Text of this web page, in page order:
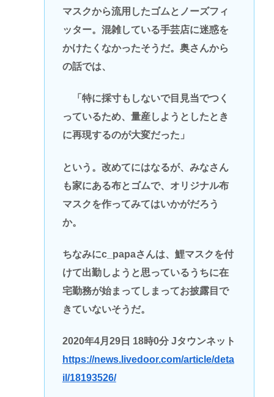
マスクから流用したゴムとノーズフィ
ッター。混雑している手芸店に迷惑を
かけたくなかったそうだ。奥さんから
の話では、
「特に採寸もしないで目見当でつく
っているため、量産しようとしたとき
に再現するのが大変だった」
という。改めてにはなるが、みなさん
も家にある布とゴムで、オリジナル布
マスクを作ってみてはいかがだろう
か。
ちなみにc_papaさんは、鯉マスクを付
けて出勤しようと思っているうちに在
宅勤務が始まってしまってお披露目で
きていないそうだ。
2020年4月29日 18時0分 Jタウンネット
https://news.livedoor.com/article/deta
il/18193526/